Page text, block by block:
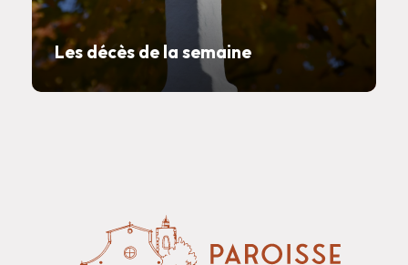
Les décès de la semaine